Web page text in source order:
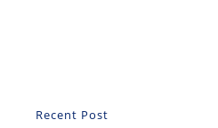
Recent Post